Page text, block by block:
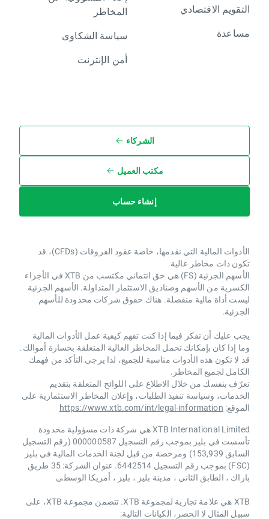
التقويم الاقتصادي
مساعدة
المخاطر
سياسة الشكاوى
أمن الإنترنت
الشركاء
مكتب العميل
إنشاء حساب
الأدوات المالية التي نقدمها، خاصة عقود الفروقات (CFDs)، قد
تكون ذات مخاطر عالية.
الأسهم الجزئية (FS) هي حق ائتماني مكتسب من XTB ​​في الأجزاء
الكسرية من الأسهم وصناديق الاستثمار المتداولة. الأسهم الجزئية
ليست أداة مالية منفصلة. هناك حقوق شركات محدودة للأسهم
الجزئية.
يجب عليك أن تفكر فيما إذا كنت تفهم كيفية عمل الأدوات المالية
وما إذا كان بإمكانك تحمل المخاطر العالية المتعلقة بخسارة أموالك.
قد لا تكون هذه الأدوات مناسبة للجميع، لذا يرجى التأكد من فهمك
الكامل لجميع المخاطر.
تعرّف بنفسك من خلال الاطلاع على اللوائح المتعلقة بتقديم
الخدمات، وسياسة تنفيذ الطلبات، وإعلان المخاطر الاستثمارية على
الموقع: https://www.xtb.com/int/legal-information
XTB International Limited هي شركة ذات مسؤولية محدودة
تأسست في بليز بموجب رقم التسجيل 000000587 (رقم التسجيل
السابق 153,939) ومرخصة من قبل لجنة الخدمات المالية في بليز
(FSC) بموجب رقم التسجيل 6442514. عنوان الشركة: 35 طريق
باراك ، الطابق الثاني ، مدينة بليز ، بليز ، أمريكا الوسطى
XTB هي علامة تجارية لمجموعة XTB. تتضمن مجموعة XTB، على
سبيل المثال لا الحصر، الكيانات التالية: